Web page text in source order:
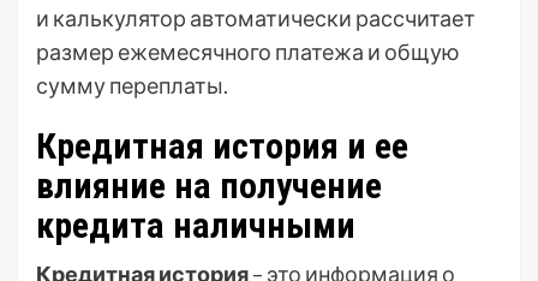
и калькулятор автоматически рассчитает
размер ежемесячного платежа и общую
сумму переплаты.
Кредитная история и ее
влияние на получение
кредита наличными
Кредитная история– это информация о